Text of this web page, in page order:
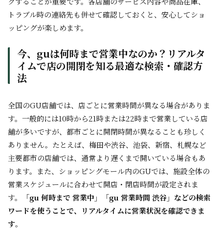
トラブル時の連絡先も併せて確認しておくと、安心してショ
ッピングが楽しめます。
今、guは何時まで営業中なのか？リアルタ
イムで店の開閉を知る最適な検索・確認方
法
全国のGU店舗では、店ごとに営業時間が異なる場合がありま
す。一般的には10時から21時または22時まで営業している店
舗が多いですが、都市ごとに開閉時間が異なることも珍しく
ありません。たとえば、梅田や渋谷、池袋、新宿、札幌など
主要都市の店舗では、通常より遅くまで開いている場合もあ
ります。また、ショッピングモール内のGUでは、施設全体の
営業スケジュールに合わせて開店・閉店時間が設定されま
す。
「gu 何時まで 営業中」「gu 営業時間 渋谷」などの検索
ワードを使うことで、リアルタイムに営業状況を確認できま
す。